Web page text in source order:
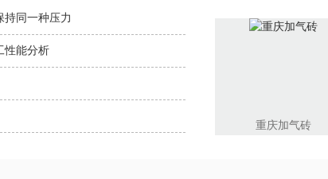
持同一种压力
性能分析
重庆加气砖